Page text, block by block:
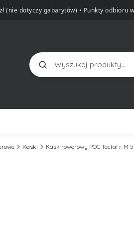
(nie dotyczy gabarytów) • Punkty odbioru
Szukaj
Kaski Kask rowerowy POC Tectal r. M